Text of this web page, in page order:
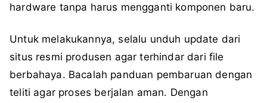
hardware tanpa harus mengganti komponen baru.
Untuk melakukannya, selalu unduh update dari
situs resmi produsen agar terhindar dari file
berbahaya. Bacalah panduan pembaruan dengan
teliti agar proses berjalan aman. Dengan